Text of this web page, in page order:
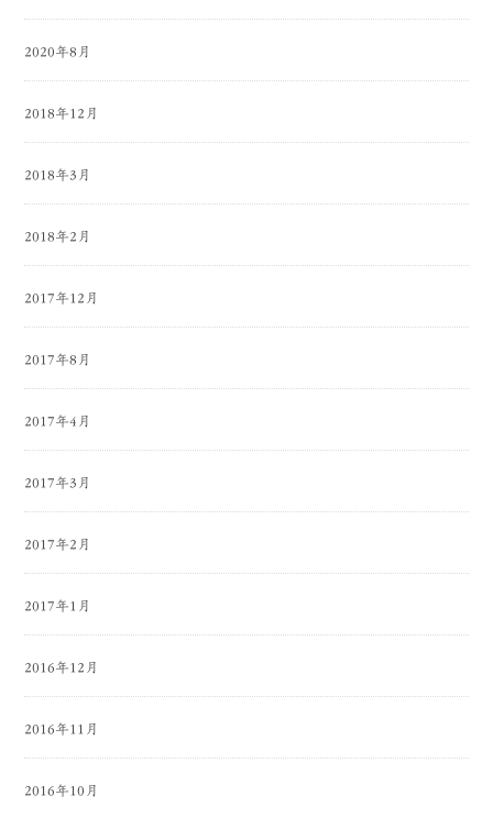
2020年8月
2018年12月
2018年3月
2018年2月
2017年12月
2017年8月
2017年4月
2017年3月
2017年2月
2017年1月
2016年12月
2016年11月
2016年10月